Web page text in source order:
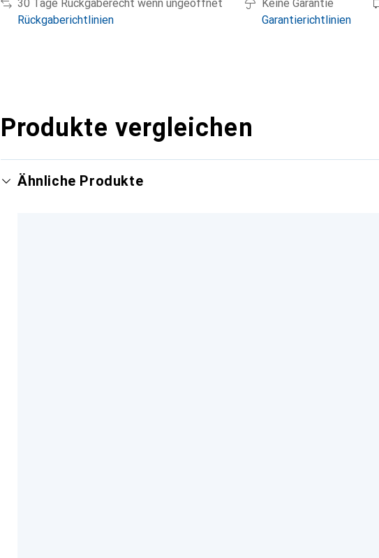
30 Tage Rückgaberecht wenn ungeöffnet
Rückgaberichtlinien
Keine Garantie
Garantierichtlinien
Produkte vergleichen
Ähnliche Produkte